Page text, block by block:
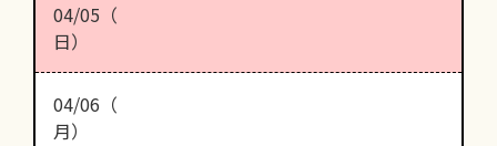
04/05（
日）
04/06（
月）